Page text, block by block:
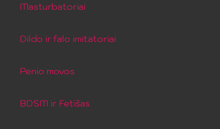
Masturbatoriai
Dildo ir falo imitatoriai
Penio movos
BDSM ir Fetišas